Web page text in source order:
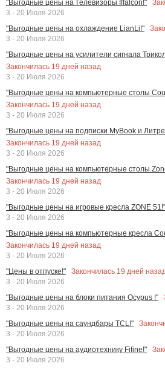
"Выгодные цены на телевизоры Iffalcon!"
3 - 20 Июля 2026
"Выгодные цены на охлаждение LianLi!"
3 - 20 Июля 2026
"Выгодные цены на усилители сигнала
Закончилась 19 дней назад
3 - 20 Июля 2026
"Выгодные цены на компьютерные столы
Закончилась 19 дней назад
3 - 20 Июля 2026
"Выгодные цены на подписки MyBook и
Закончилась 19 дней назад
3 - 20 Июля 2026
"Выгодные цены на компьютерные столы
Закончилась 19 дней назад
3 - 20 Июля 2026
"Выгодные цены на игровые кресла ZONE 51!"
3 - 20 Июля 2026
"Выгодные цены на компьютерные кресла
Закончилась 19 дней назад
3 - 20 Июля 2026
"Цены в отпуске!"
Закончилась 19 дней назад
3 - 20 Июля 2026
"Выгодные цены на блоки питания Ocypus !"
3 - 20 Июля 2026
"Выгодные цены на саундбары TCL!"
3 - 20 Июля 2026
"Выгодные цены на аудиотехнику Fifine!"
3 - 20 Июля 2026